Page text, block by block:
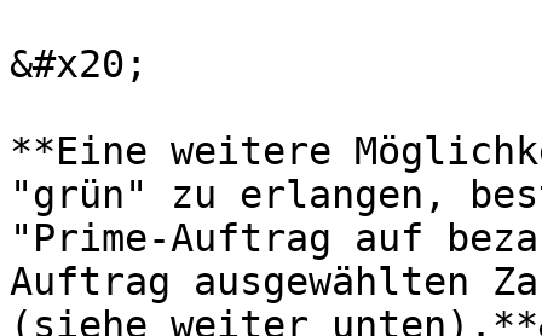
&#x20;
**Eine weitere
"grün" zu erlangen,
"Prime-Auftrag auf
Auftrag ausgewählten
(siehe weiter